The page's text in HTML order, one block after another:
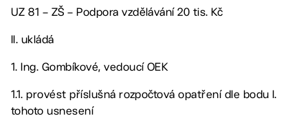
UZ 81 – ZŠ – Podpora vzdělávání 20 tis. Kč
II. ukládá
1. Ing. Gombíkové, vedoucí OEK
1.1. provést příslušná rozpočtová opatření dle bodu I.
tohoto usnesení